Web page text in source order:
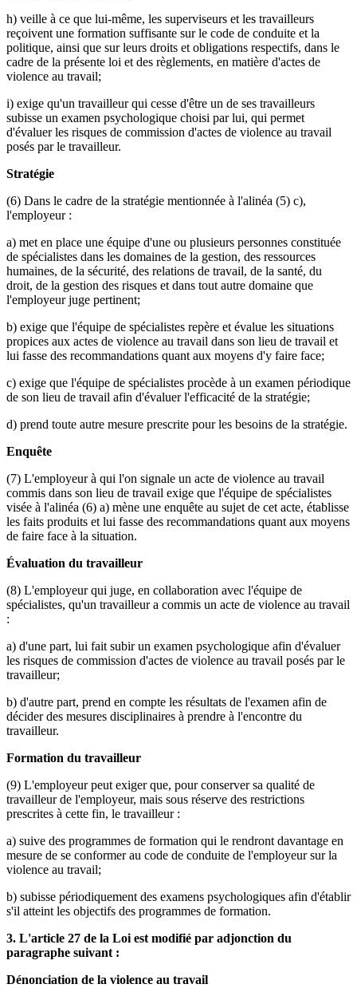
h) veille à ce que lui-même, les superviseurs et les travailleurs
reçoivent une formation suffisante sur le code de conduite et la
politique, ainsi que sur leurs droits et obligations respectifs, dans le
cadre de la présente loi et des règlements, en matière d'actes de
violence au travail;
i) exige qu'un travailleur qui cesse d'être un de ses travailleurs
subisse un examen psychologique choisi par lui, qui permet
d'évaluer les risques de commission d'actes de violence au travail
posés par le travailleur.
Stratégie
(6) Dans le cadre de la stratégie mentionnée à l'alinéa (5) c),
l'employeur :
a) met en place une équipe d'une ou plusieurs personnes constituée
de spécialistes dans les domaines de la gestion, des ressources
humaines, de la sécurité, des relations de travail, de la santé, du
droit, de la gestion des risques et dans tout autre domaine que
l'employeur juge pertinent;
b) exige que l'équipe de spécialistes repère et évalue les situations
propices aux actes de violence au travail dans son lieu de travail et
lui fasse des recommandations quant aux moyens d'y faire face;
c) exige que l'équipe de spécialistes procède à un examen périodique
de son lieu de travail afin d'évaluer l'efficacité de la stratégie;
d) prend toute autre mesure prescrite pour les besoins de la stratégie.
Enquête
(7) L'employeur à qui l'on signale un acte de violence au travail
commis dans son lieu de travail exige que l'équipe de spécialistes
visée à l'alinéa (6) a) mène une enquête au sujet de cet acte, établisse
les faits produits et lui fasse des recommandations quant aux moyens
de faire face à la situation.
Évaluation du travailleur
(8) L'employeur qui juge, en collaboration avec l'équipe de
spécialistes, qu'un travailleur a commis un acte de violence au travail
:
a) d'une part, lui fait subir un examen psychologique afin d'évaluer
les risques de commission d'actes de violence au travail posés par le
travailleur;
b) d'autre part, prend en compte les résultats de l'examen afin de
décider des mesures disciplinaires à prendre à l'encontre du
travailleur.
Formation du travailleur
(9) L'employeur peut exiger que, pour conserver sa qualité de
travailleur de l'employeur, mais sous réserve des restrictions
prescrites à cette fin, le travailleur :
a) suive des programmes de formation qui le rendront davantage en
mesure de se conformer au code de conduite de l'employeur sur la
violence au travail;
b) subisse périodiquement des examens psychologiques afin d'établir
s'il atteint les objectifs des programmes de formation.
3. L'article 27 de la Loi est modifié par adjonction du
paragraphe suivant :
Dénonciation de la violence au travail